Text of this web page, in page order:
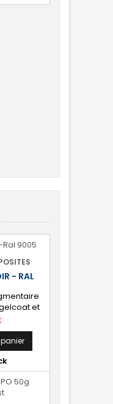
- RAL
et
(non
[Noir] :